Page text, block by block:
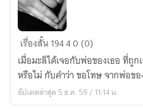
คำขอ
โทษ
จาก
พ่อ
(รัก
เรื่องสั้น19440 (0)
เมื่อมะลิได้เจอกับพ่อของเธอ ที่ถูก
หรือไม่ กับคำว่า ขอโทษ จากพ่อขอ
อัปเดตล่าสุด 5 ธ.ค. 59 / 11:14 น.